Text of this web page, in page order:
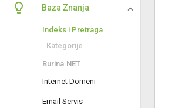
 Baza Znanja
Indeks i Pretraga
Kategorije
Burina.NET
Internet Domeni
Email Servis